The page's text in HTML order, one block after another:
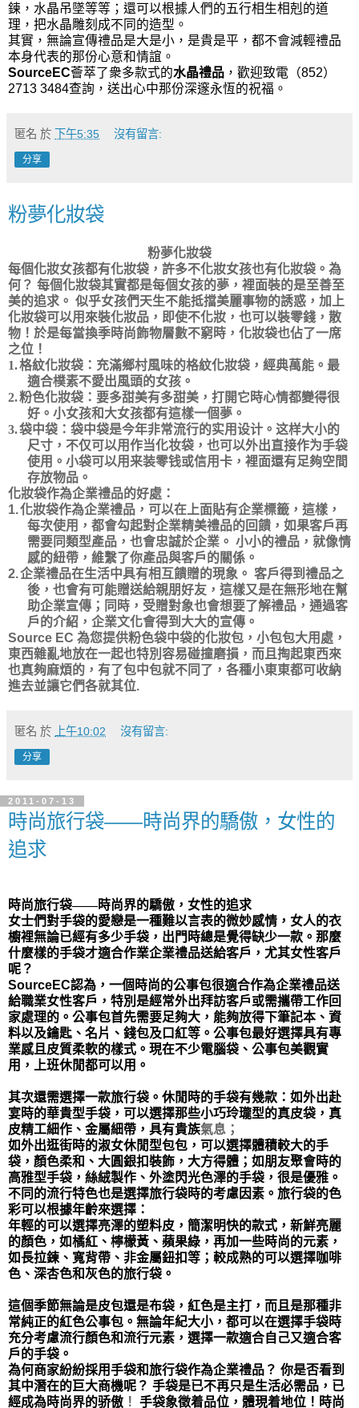
鍊，水晶吊墜等等；還可以根據人們的五行相生相剋的道
理，把水晶雕刻成不同的造型。
其實，無論宣傳禮品是大是小，是貴是平，都不會減輕禮品
本身代表的那份心意和情誼。
SourceEC薈萃了衆多款式的水晶禮品 ，歡迎致電（852）
2713 3484查詢，送出心中那份深邃永恆的祝福。
匿名 於 下午5:35 沒有留言:
分享
粉夢化妝袋
粉夢化妝袋
每個化妝女孩都有化妝袋，許多不化妝女孩也有化妝袋。為
何？ 每個化妝袋其實都是每個女孩的夢，裡面裝的是至善至
美的追求。 似乎女孩們天生不能抵擋美麗事物的誘惑，加上
化妝袋可以用來裝化妝品，即使不化妝，也可以裝零錢，散
物！於是每當換季時尚飾物層數不窮時，化妝袋也佔了一席
之位！
1.格紋化妝袋：充滿鄉村風味的格紋化妝袋，經典萬能。最
適合樸素不愛出風頭的女孩。
2.粉色化妝袋： 要多甜美有多甜美，打開它時心情都變得很
好。小女孩和大女孩都有這樣一個夢。
3.袋中袋：袋中袋是今年非常流行的实用设计。这样大小的
尺寸，不仅可以用作当化妆袋，也可以外出直接作为手袋
使用。 小袋可以用来装零钱或信用卡，裡面還有足夠空間
存放物品。
化妝袋作為企業禮品的好處：
1.化妝袋作為企業禮品，可以在上面貼有企業標籤，這樣，
每次使用，都會勾起對企業精美禮品的回饋，如果客戶再
需要同類型產品，也會忠誠於企業。 小小的禮品，就像情
感的紐帶，維繫了你產品與客戶的關係。
2.企業禮品在生活中具有相互饋贈的現象。 客戶得到禮品之
後，也會有可能贈送給親朋好友，這樣又是在無形地在幫
助企業宣傳；同時，受贈對象也會想要了解禮品，通過客
戶的介紹，企業文化會得到大大的宣傳。
Source EC 為您提供粉色袋中袋的化妝包，小包包大用處，
東西雜亂地放在一起也特別容易碰撞磨損，而且掏起東西來
也真夠麻煩的，有了包中包就不同了，各種小東東都可收納
進去並讓它們各就其位.
匿名 於 上午10:02 沒有留言:
分享
2011-07-13
時尚旅行袋——時尚界的驕傲，女性的
追求
時尚旅行袋——時尚界的驕傲，女性的追求
女士們對手袋的愛戀是一種難以言表的微妙感情，女人的衣
櫥裡無論已經有多少手袋，出門時總是覺得缺少一款。那麼
什麼樣的手袋才適合作業企業禮品送給客戶，尤其女性客戶
呢？
SourceEC認為，一個時尚的公事包很適合作為企業禮品送
給職業女性客戶，特別是經常外出拜訪客戶或需攜帶工作回
家處理的。公事包首先需要足夠大，能夠放得下筆記本、資
料以及鑰匙、名片、錢包及口紅等。公事包最好選擇具有專
業感且皮質柔軟的樣式。現在不少電腦袋、公事包美觀實
用，上班休閒都可以用。
其次還需選擇一款旅行袋。休閒時的手袋有幾款：如外出赴
宴時的華貴型手袋，可以選擇那些小巧玲瓏型的真皮袋，真
皮精工細作、金屬細帶，具有貴族氣息；
如外出逛街時的淑女休閒型包包，可以選擇體積較大的手
袋，顏色柔和、大圓銀扣裝飾，大方得體；如朋友聚會時的
高雅型手袋，絲絨製作、外塗閃光色澤的手袋，很是優雅。
不同的流行特色也是選擇旅行袋時的考慮因素。旅行袋的色
彩可以根據年齡來選擇：
年輕的可以選擇亮澤的塑料皮，簡潔明快的款式，新鮮亮麗
的顏色，如橘紅、檸檬黃、蘋果綠，再加一些時尚的元素，
如長拉鍊、寬背帶、非金屬鈕扣等； 較成熟的可以選擇咖啡
色、深杏色和灰色的旅行袋。
這個季節無論是皮包還是布袋，紅色是主打，而且是那種非
常純正的紅色公事包。無論年紀大小，都可以在選擇手袋時
充分考慮流行顏色和流行元素，選擇一款適合自己又適合客
戶的手袋。
為何商家紛紛採用手袋和旅行袋作為企業禮品？ 你是否看到
其中潛在的巨大商機呢？ 手袋是已不再只是生活必需品，已
經成為時尚界的骄傲 ！ 手袋象徵着品位，體現着地位！時尚